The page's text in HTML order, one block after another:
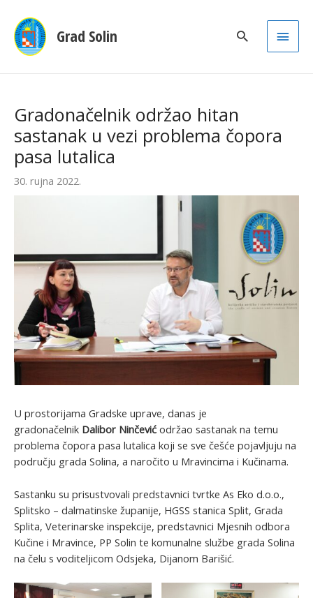
Grad Solin
Main
Gradonačelnik održao hitan
sastanak u vezi problema čopora
pasa lutalica
30. rujna 2022.
U prostorijama Gradske uprave, danas je
gradonačelnik Dalibor Ninčević održao sastanak na temu
problema čopora pasa lutalica koji se sve češće pojavljuju na
području grada Solina, a naročito u Mravincima i Kučinama.
Sastanku su prisustvovali predstavnici tvrtke As Eko d.o.o.,
Splitsko – dalmatinske županije, HGSS stanica Split, Grada
Splita, Veterinarske inspekcije, predstavnici Mjesnih odbora
Kučine i Mravince, PP Solin te komunalne službe grada Solina
na čelu s voditeljicom Odsjeka, Dijanom Barišić.